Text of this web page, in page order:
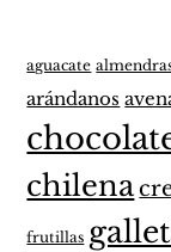
aguacate
arándanos
chilena
frutillas